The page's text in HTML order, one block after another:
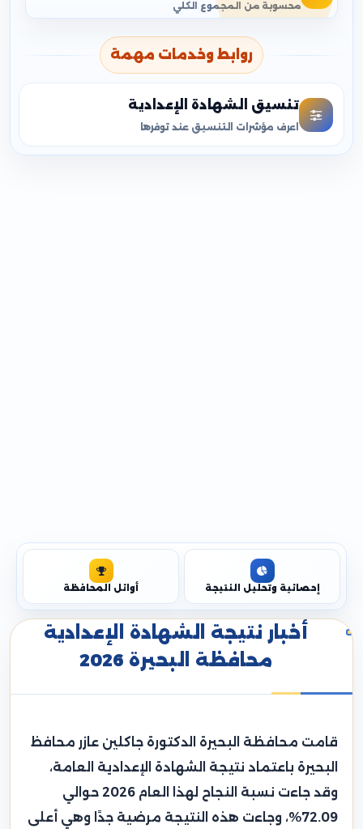
محسوبة من المجموع الكلي
روابط وخدمات مهمة
تنسيق الشهادة الإعدادية
اعرف مؤشرات التنسيق عند توفرها
إحصائية وتحليل النتيجة أوائل المحافظة
أخبار نتيجة الشهادة الإعدادية
محافظة البحيرة 2026
قامت محافظة البحيرة الدكتورة جاكلين عازر محافظ
البحيرة باعتماد نتيجة الشهادة الإعدادية العامة،
وقد جاءت نسبة النجاح لهذا العام 2026 حوالي
72.09%، وجاءت هذه النتيجة مرضية جدًا وهي أعلى